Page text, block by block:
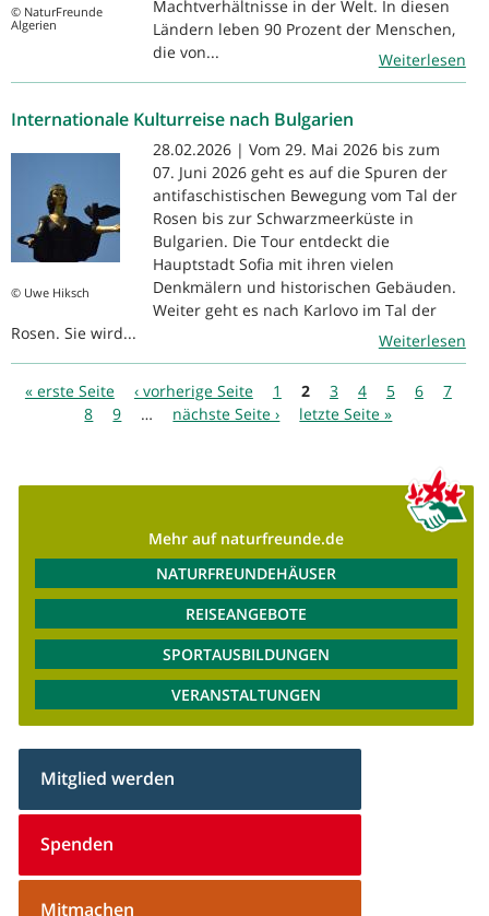
© NaturFreunde
Algerien
Machtverhältnisse in der Welt. In diesen
Ländern leben 90 Prozent der Menschen,
die von...
Weiterlesen
Internationale Kulturreise nach Bulgarien
© Uwe Hiksch
28.02.2026 | Vom 29. Mai 2026 bis zum
07. Juni 2026 geht es auf die Spuren der
antifaschistischen Bewegung vom Tal der
Rosen bis zur Schwarzmeerküste in
Bulgarien. Die Tour entdeckt die
Hauptstadt Sofia mit ihren vielen
Denkmälern und historischen Gebäuden.
Weiter geht es nach Karlovo im Tal der
Rosen. Sie wird...
Weiterlesen
Seiten
« erste Seite ‹ vorherige Seite 1 2 3 4 5 6
7
8
9 … nächste Seite › letzte Seite »
Mehr auf naturfreunde.de
NATURFREUNDEHÄUSER
REISEANGEBOTE
SPORTAUSBILDUNGEN
VERANSTALTUNGEN
Mitglied werden
Spenden
Mitmachen